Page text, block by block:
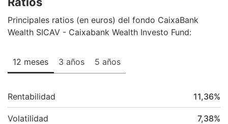
Principales ratios (en euros) del fondo CaixaBank
Wealth SICAV - Caixabank Wealth Investo Fund:
12 meses 3 años 5 años
Rentabilidad 11,36%
Volatilidad 7,38%